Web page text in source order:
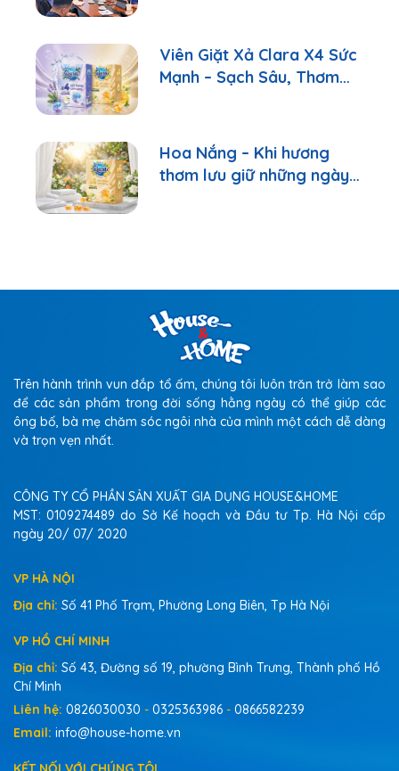
Viên Giặt Xả Clara X4 Sức
Mạnh – Sạch Sâu, Thơm
Hoa Nắng – Khi hương
thơm lưu giữ những ngày
Trên hành trình vun đắp tổ ấm, chúng tôi luôn trăn trở làm sao
để các sản phẩm trong đời sống hằng ngày có thể giúp các
ông bố, bà mẹ chăm sóc ngôi nhà của mình một cách dễ dàng
và trọn vẹn nhất.
CÔNG TY CỔ PHẦN SẢN XUẤT GIA DỤNG HOUSE&HOME
MST: 0109274489 do Sở Kế hoạch và Đầu tư Tp. Hà Nội cấp
ngày 20/ 07/ 2020
VP HÀ NỘI
Địa chỉ: Số 41 Phố Trạm, Phường Long Biên, Tp Hà Nội
VP HỒ CHÍ MINH
Địa chỉ: Số 43, Đường số 19, phường Bình Trưng, Thành phố Hồ
Chí Minh
Liên hệ: 0826030030 - 0325363986 - 0866582239
Email: info@house-home.vn